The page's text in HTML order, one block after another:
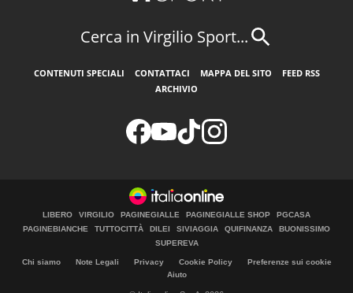
Cerca in Virgilio Sport...
CONTENUTI SPECIALI CONTATTACI MAPPA DEL SITO
FEED RSS
ARCHIVIO
LIBERO VIRGILIO PAGINEGIALLE PAGINEGIALLE SHOP
PGCASA
PAGINEBIANCHE
TUTTOCITTÀ DILEI SIVIAGGIA QUIFINANZA
BUONISSIMO
SUPEREVA
Chi siamo Note Legali Privacy Cookie Policy
Preferenze sui cookie
Aiuto